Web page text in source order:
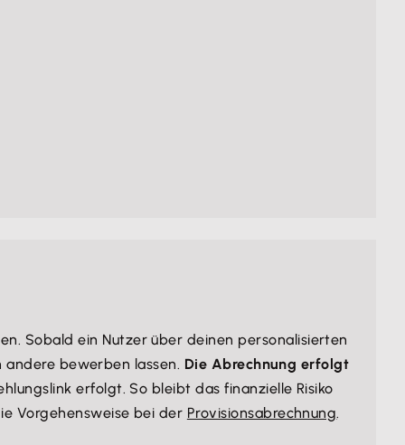
Sobald ein Nutzer über deinen personalisierten
andere bewerben lassen. Die Abrechnung erfolgt
erfolgt. So bleibt das finanzielle Risiko
Vorgehensweise bei der Provisionsabrechnung.